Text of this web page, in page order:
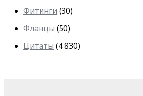
Фитинги (30)
Фланцы (50)
Цитаты (4 830)